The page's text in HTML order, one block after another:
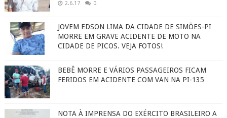
2.6.17 0
JOVEM EDSON LIMA DA CIDADE DE SIMÕES-PI
MORRE EM GRAVE ACIDENTE DE MOTO NA
CIDADE DE PICOS. VEJA FOTOS!
BEBÊ MORRE E VÁRIOS PASSAGEIROS FICAM
FERIDOS EM ACIDENTE COM VAN NA PI-135
NOTA À IMPRENSA DO EXÉRCITO BRASILEIRO A